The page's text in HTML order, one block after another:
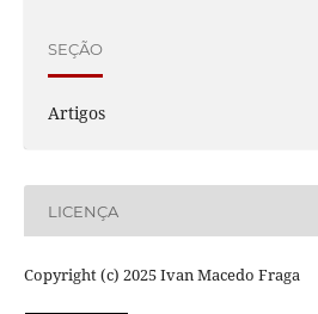
SEÇÃO
Artigos
LICENÇA
Copyright (c) 2025 Ivan Macedo Fraga